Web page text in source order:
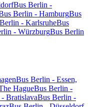
Bus Berlin -
Berlin - HamburgBus
- KarlsruheBus
- WürzburgBus Berlin
Bus Berlin - Essen,
HagueBus Berlin -
BratislavaBus Berlin -